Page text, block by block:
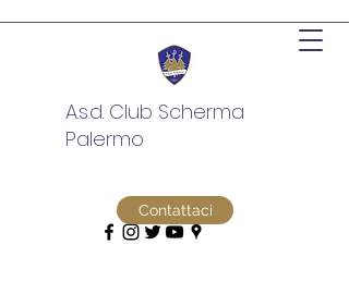
A.s.d. Club Scherma
Palermo
Contattaci